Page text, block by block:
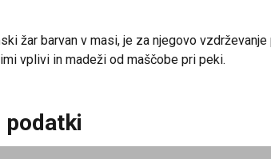
žar barvan v masi, je za njegovo
vplivi in madeži od maščobe pri peki.
podatki